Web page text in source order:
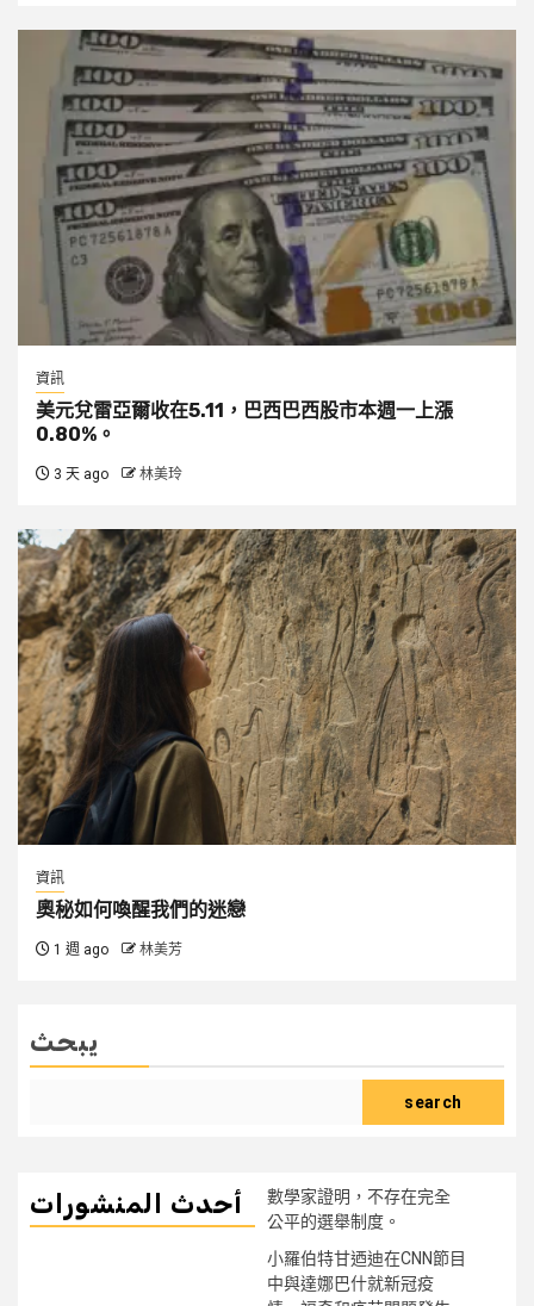
資訊
美元兌雷亞爾收在5.11，巴西巴西股市本週一上漲
0.80%。
3 天 ago 林美玲
資訊
奧秘如何喚醒我們的迷戀
1 週 ago 林美芳
يبحث
search
أحدث المنشورات
數學家證明，不存在完全
公平的選舉制度。
小羅伯特甘迺迪在CNN節目
中與達娜巴什就新冠疫